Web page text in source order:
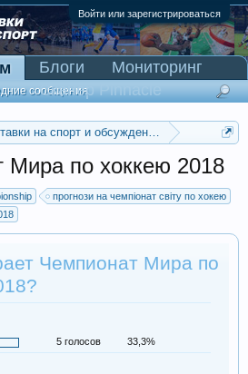
Войти или зарегистрироваться
на спорт и обсуждение спортивных
Мира по хоккею 2018
прогнози на чемпіонат світу по хокею
Чемпионат Мира по
5 голосов 33,3%
сообщения
Блоги
Мониторинг
Сканер Pinnacle